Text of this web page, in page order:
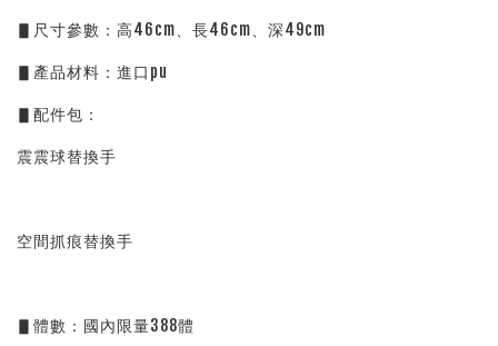
▋尺寸參數：高46cm、長46cm、深49cm
▋產品材料：進口pu
▋配件包：
震震球替換手
空間抓痕替換手
▋體數：國內限量388體